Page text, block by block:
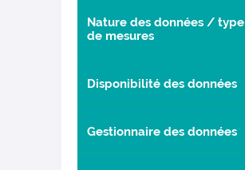
Nature des données / type
de mesures
Disponibilité des données
Gestionnaire des données